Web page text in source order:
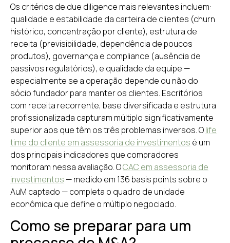
Os critérios de due diligence mais relevantes incluem:
qualidade e estabilidade da carteira de clientes (churn
histórico, concentração por cliente), estrutura de
receita (previsibilidade, dependência de poucos
produtos), governança e compliance (ausência de
passivos regulatórios), e qualidade da equipe —
especialmente se a operação depende ou não do
sócio fundador para manter os clientes. Escritórios
com receita recorrente, base diversificada e estrutura
profissionalizada capturam múltiplo significativamente
superior aos que têm os três problemas inversos. Olife
time do cliente em assessoria de investimentos é um
dos principais indicadores que compradores
monitoram nessa avaliação. OCAC em assessoria de
investimentos — medido em 136 basis points sobre o
AuM captado — completa o quadro de unidade
econômica que define o múltiplo negociado.
Como se preparar para um